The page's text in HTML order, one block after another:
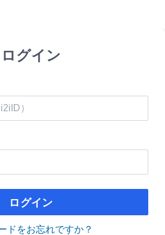
ログイン
ログイン
ドをお忘れですか？